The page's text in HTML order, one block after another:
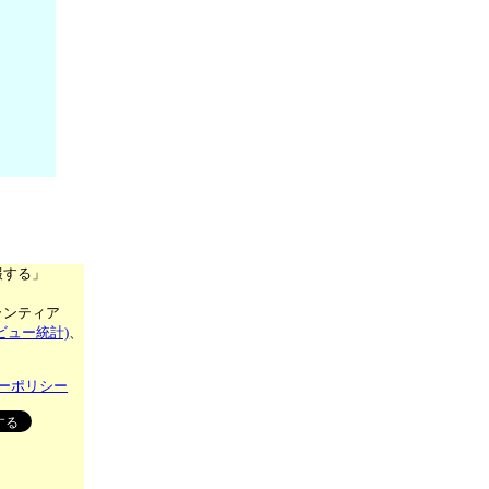
る」
ティア
ュー統計)、
ポリシー